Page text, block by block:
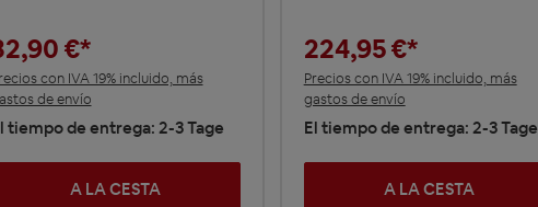
€*
con IVA 19% incluido, más
de envío
tiempo de entrega: 2-3 Tage
A LA CESTA
224,95 €*
Precios con IVA 19% incluido, más
gastos de envío
El tiempo de entrega: 2-3 Tage
A LA CESTA